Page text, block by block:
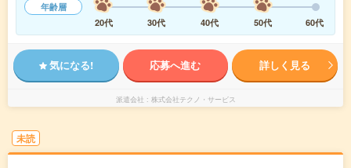
年齢層
20代
30代 40代 50代 60代
気になる! 応募へ進む 詳しく見る
派遣会社 株式会社テクノ・サービス
未読